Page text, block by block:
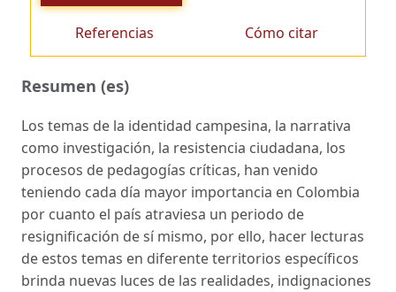
Referencias Cómo citar
Resumen (es)
Los temas de la identidad campesina, la narrativa
como investigación, la resistencia ciudadana, los
procesos de pedagogías críticas, han venido
teniendo cada día mayor importancia en Colombia
por cuanto el país atraviesa un periodo de
resignificación de sí mismo, por ello, hacer lecturas
de estos temas en diferente territorios específicos
brinda nuevas luces de las realidades, indignaciones